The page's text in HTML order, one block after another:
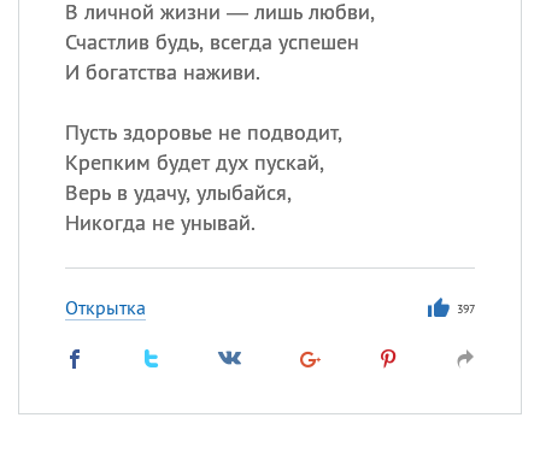
В личной жизни — лишь любви,
Счастлив будь, всегда успешен
И богатства наживи.
Пусть здоровье не подводит,
Крепким будет дух пускай,
Верь в удачу, улыбайся,
Никогда не унывай.
Открытка 397